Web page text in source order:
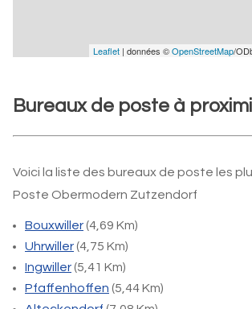
Leaflet | données ©OpenStreetMap/
Bureaux de poste à
Voici la liste des bureaux de poste les
Poste Obermodern Zutzendorf
Bouxwiller(4,69 Km)
Uhrwiller(4,75 Km)
Ingwiller(5,41 Km)
Pfaffenhoffen (5,44 Km)